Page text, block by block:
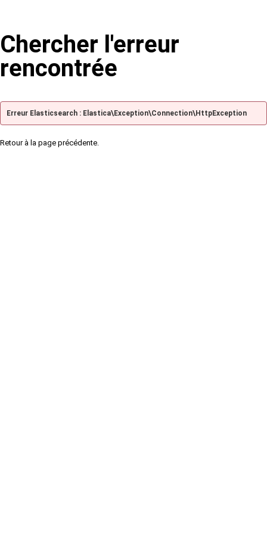
Chercher l'erreur
rencontrée
Erreur Elasticsearch : Elastica\Exception\Connection\HttpException
Retour à la page précédente.